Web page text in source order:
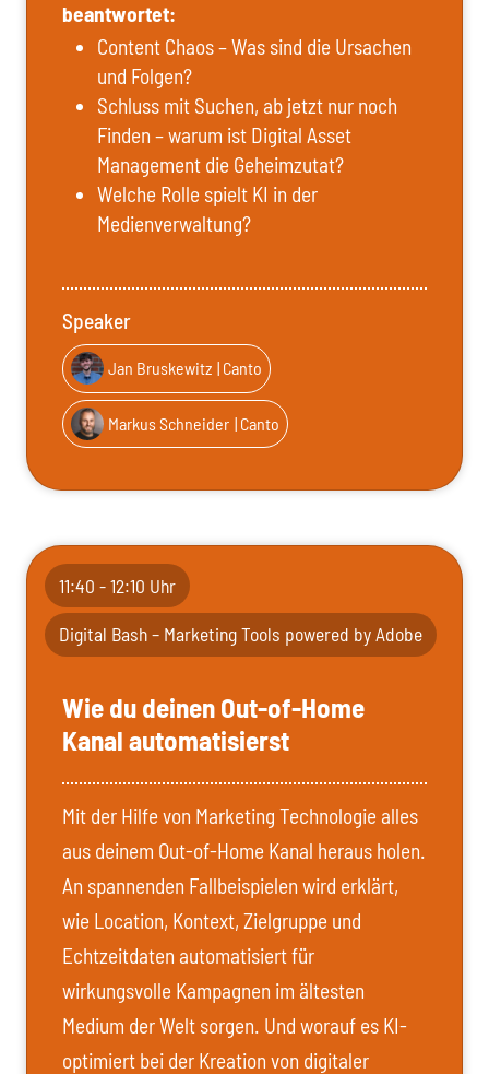
beantwortet:
Content Chaos – Was sind die Ursachen
und Folgen?
Schluss mit Suchen, ab jetzt nur noch
Finden – warum ist Digital Asset
Management die Geheimzutat?
Welche Rolle spielt KI in der
Medienverwaltung?
Speaker
Jan Bruskewitz | Canto
Markus Schneider | Canto
11:40 - 12:10 Uhr
Digital Bash – Marketing Tools powered by Adobe
Wie du deinen Out-of-Home
Kanal automatisierst
Mit der Hilfe von Marketing Technologie alles
aus deinem Out-of-Home Kanal heraus holen.
An spannenden Fallbeispielen wird erklärt,
wie Location, Kontext, Zielgruppe und
Echtzeitdaten automatisiert für
wirkungsvolle Kampagnen im ältesten
Medium der Welt sorgen. Und worauf es KI-
optimiert bei der Kreation von digitaler